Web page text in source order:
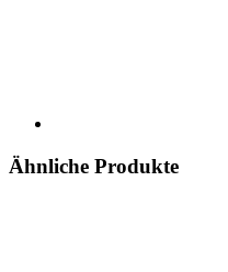
Ähnliche Produkte